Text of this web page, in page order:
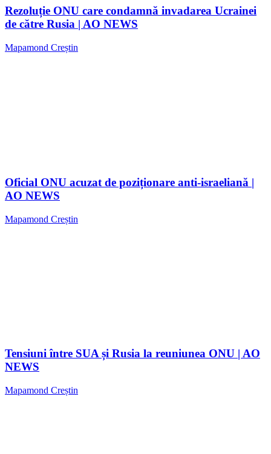
Rezoluție ONU care condamnă invadarea Ucrainei
de către Rusia | AO NEWS
Mapamond Creștin
Oficial ONU acuzat de poziționare anti-israeliană |
AO NEWS
Mapamond Creștin
Tensiuni între SUA și Rusia la reuniunea ONU | AO
NEWS
Mapamond Creștin